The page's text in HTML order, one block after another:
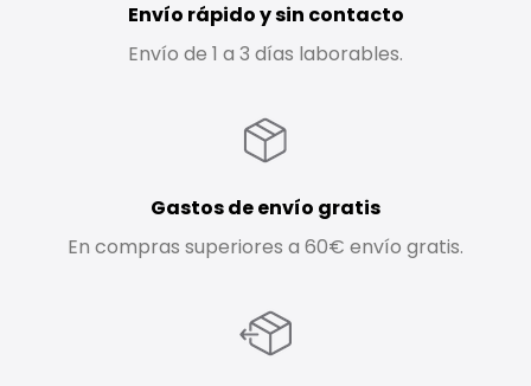
Envío rápido y sin contacto
Envío de 1 a 3 días laborables.
Gastos de envío gratis
En compras superiores a 60€ envío gratis.